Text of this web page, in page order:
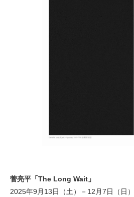
菅亮平「The Long Wait」
2025年9月13日（土）－12月7日（日）